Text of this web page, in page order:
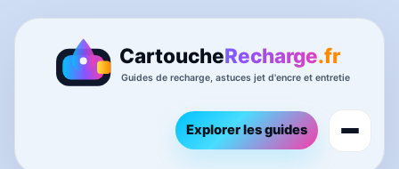
Explorer les guides